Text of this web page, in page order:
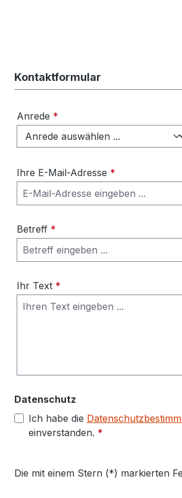
Kontaktformular
Anrede *
Ihre E-Mail-Adresse *
Betreff *
Ihr Text *
Datenschutz
Ich habe die
einverstanden. *
Die mit einem Stern (*) markierten